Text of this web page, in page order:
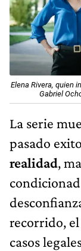
Elena Rivera, quien
Gabriel
La serie
pasado
realidad,
recorrido,
casos